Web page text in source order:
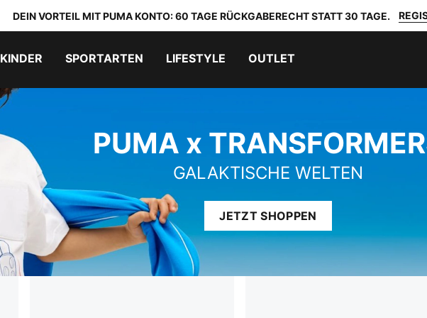
DEIN VORTEIL MIT PUMA KONTO: 60 TAGE RÜCKGABERECHT STATT 30 TAGE.
KINDER SPORTARTEN LIFESTYLE OUTLET
PUMA x
GALAKTISCHE WELTEN
JETZT SHOPPEN